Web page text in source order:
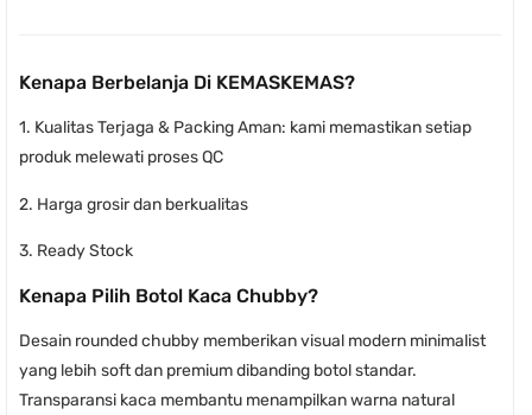
Kenapa Berbelanja Di KEMASKEMAS?
1. Kualitas Terjaga & Packing Aman: kami memastikan setiap
produk melewati proses QC
2. Harga grosir dan berkualitas
3. Ready Stock
Kenapa Pilih Botol Kaca Chubby?
Desain rounded chubby memberikan visual modern minimalist
yang lebih soft dan premium dibanding botol standar.
Transparansi kaca membantu menampilkan warna natural